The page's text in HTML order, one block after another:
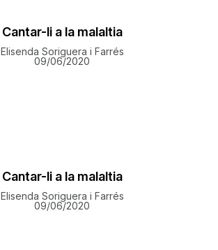
Cantar-li a la malaltia
Elisenda Soriguera i Farrés
09/06/2020
Cantar-li a la malaltia
Elisenda Soriguera i Farrés
09/06/2020